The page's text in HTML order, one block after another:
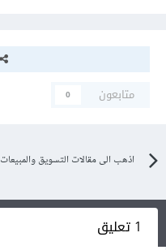
متابعون
0
اذهب الى مقالات التسويق والمبيعات
1 تعليق